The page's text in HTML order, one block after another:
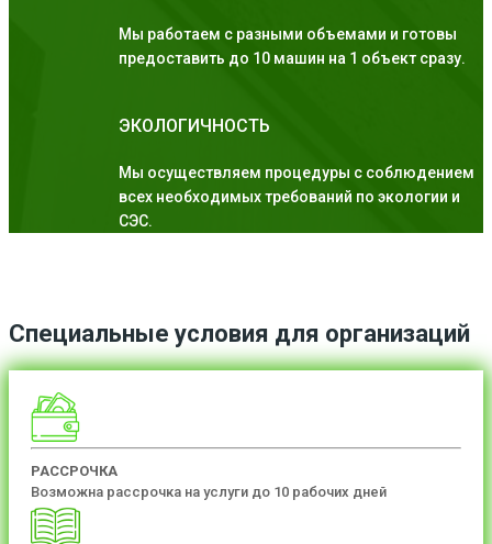
Мы работаем с разными объемами и готовы
предоставить до 10 машин на 1 объект сразу.
ЭКОЛОГИЧНОСТЬ
Мы осуществляем процедуры с соблюдением
всех необходимых требований по экологии и
СЭС.
Специальные условия для организаций
РАССРОЧКА
Возможна рассрочка на услуги до 10 рабочих дней